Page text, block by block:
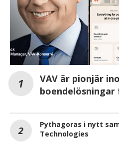
VAV är pionjär
boendelösningar
Pythagoras i nytt
Technologies